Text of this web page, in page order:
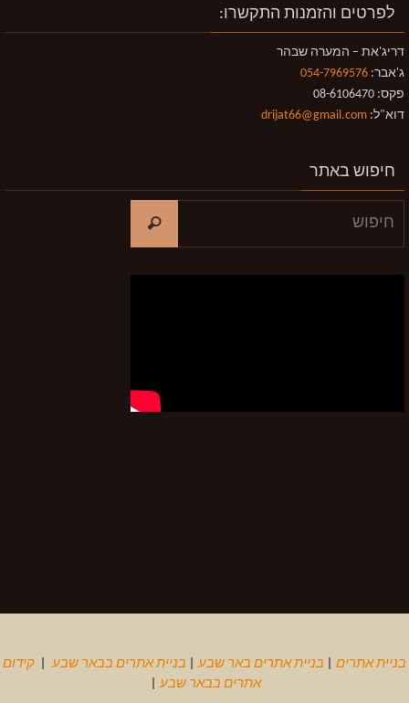
לפרטים והזמנות התקשרו:
דריג'את – המערה שבהר
ג'אבר: 054-7969576
פקס: 08-6106470
דוא"ל: drijat66@gmail.com
חיפוש באתר
בניית אתרים בניית אתרים באר שבע| בניית אתרים בבאר שבע| קידום
אתרים בבאר שבע|